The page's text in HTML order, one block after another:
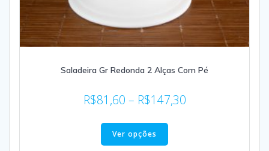
Saladeira Gr Redonda 2 Alças Com Pé
R$81,60 – R$147,30
Ver opções